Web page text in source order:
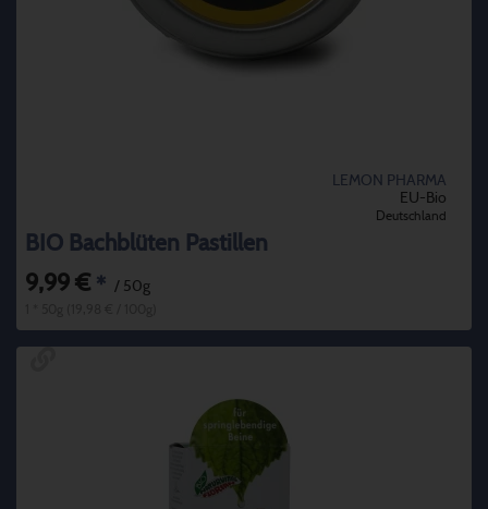
LEMON PHARMA
EU-Bio
Deutschland
BIO Bachblüten Pastillen
9,99 € * / 50g